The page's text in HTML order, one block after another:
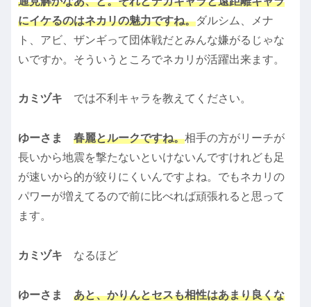
にイケるのはネカリの魅力ですね。ダルシム、メナ
ト、アビ、ザンギって団体戦だとみんな嫌がるじゃな
いですか。そういうところでネカリが活躍出来ます。
カミヅキ では不利キャラを教えてください。
ゆーさま 春麗とルークですね。相手の方がリーチが
長いから地震を撃たないといけないんですけれども足
が速いから的が絞りにくいんですよね。でもネカリの
パワーが増えてるので前に比べれば頑張れると思って
ます。
カミヅキ なるほど
ゆーさま あと、かりんとセスも相性はあまり良くな